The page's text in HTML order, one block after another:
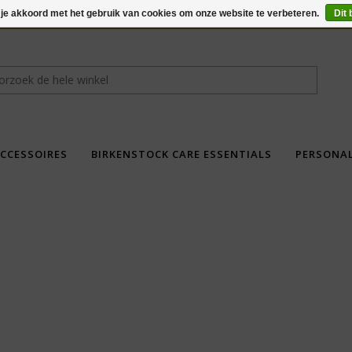
BIRKENSTOCK CARE ESSENTIALS
akkoord met het gebruik van cookies om onze website te verbeteren. Dit